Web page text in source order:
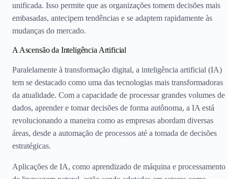
unificada. Isso permite que as organizações tomem decisões mais
embasadas, antecipem tendências e se adaptem rapidamente às
mudanças do mercado.
A Ascensão da Inteligência Artificial
Paralelamente à transformação digital, a inteligência artificial (IA)
tem se destacado como uma das tecnologias mais transformadoras
da atualidade. Com a capacidade de processar grandes volumes de
dados, aprender e tomar decisões de forma autônoma, a IA está
revolucionando a maneira como as empresas abordam diversas
áreas, desde a automação de processos até a tomada de decisões
estratégicas.
Aplicações de IA, como aprendizado de máquina e processamento